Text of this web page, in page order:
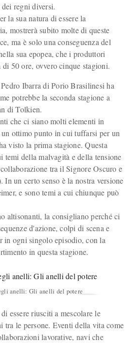
regni diversi.
la sua natura di essere la
mostrerà subito molte di queste
ma è solo una conseguenza del
sua epopea, che i produttori
di 50 ore, ovvero cinque stagioni.
Ibarra di Porio Brasilinesi ha
potrebbe la seconda stagione a
di Tolkien.
che ci siano molti elementi in
ottimo punto in cui tuffarsi per un
visto la prima stagione. Questa
temi della malvagità e della tensione
tra il Signore Oscuro e
un certo senso è la nostra versione
e sono temi a cui chiunque può
altisonanti, la consigliano perché ci
d'azione, colpi di scena e
in ogni singolo episodio, con la
in questa stagione.
anelli: Gli anelli del potere
essere riusciti a mescolare le
tra le persone. Eventi della vita come
lavorative, navi che